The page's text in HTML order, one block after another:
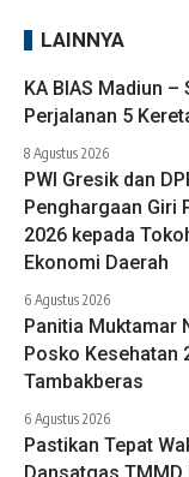
LAINNYA
KA BIAS Madiun
Perjalanan 5
8 Agustus 2026
PWI Gresik dan
Penghargaan Giri
2026 kepada
Ekonomi Daerah
6 Agustus 2026
Panitia Muktamar
Posko Kesehatan
Tambakberas
6 Agustus 2026
Pastikan Tepat